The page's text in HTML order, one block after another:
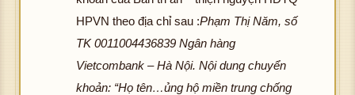
HPVN theo địa chỉ sau :Phạm Thị Năm, số
TK 0011004436839 Ngân hàng
Vietcombank – Hà Nội.Nội dung chuyển
khoản: “Họ tên…ủng hộ miền trung chống